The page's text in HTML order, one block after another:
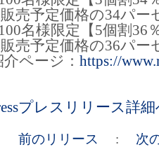
売予定価格の34パー
名様限定【5個割
売予定価格の36パー
ページ： https://
プレスリリース詳
前のリリース : 次